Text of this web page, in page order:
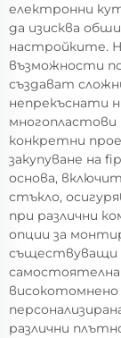
електронни
да изисква
настройките.
възможности
създават
непрекъснати
конкретни
закупуване на
основа,
стъкло,
при различни
опции за
съществуващи
високотомнено
различни